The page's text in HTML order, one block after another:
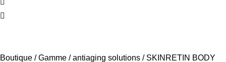
Boutique /Gamme /antiaging solutions / SKINRETIN BODY